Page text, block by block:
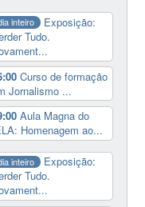
inteiro
Exposição:
Tudo.
Curso de formação
Jornalismo ...
Aula Magna do
Homenagem ao...
inteiro
Exposição:
Tudo.